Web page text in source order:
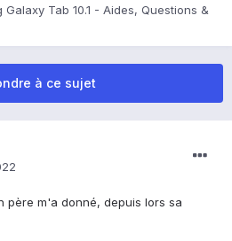
Galaxy Tab 10.1 - Aides, Questions &
à ce sujet
père m'a donné, depuis lors sa